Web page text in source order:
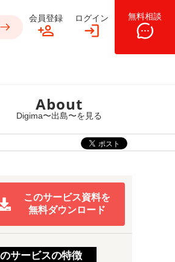
会員登録 ログイン 無料相談
About
Digima〜出島〜を見る
このサービス資料を
無料ダウンロード
サービスの特徴